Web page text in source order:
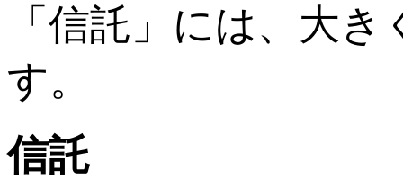
「信託」には、大
す。
信託